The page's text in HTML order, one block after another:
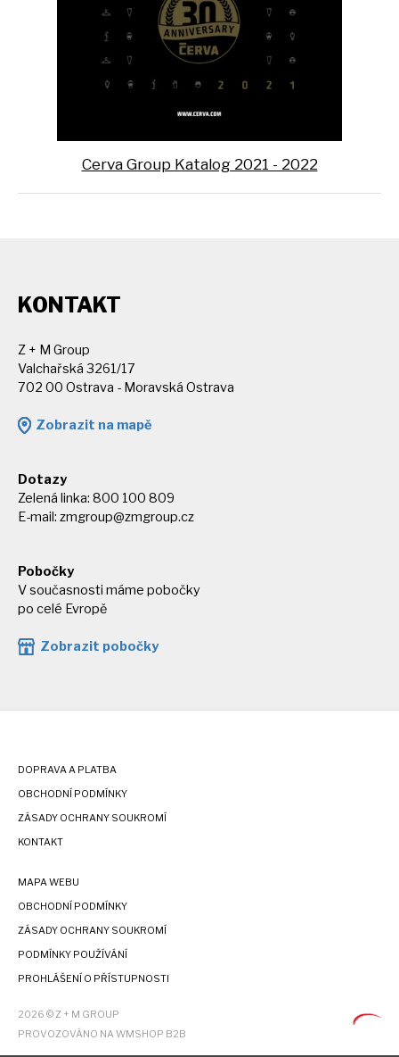
Cerva Group Katalog 2021 - 2022
KONTAKT
Z + M Group
Valchařská 3261/17
702 00 Ostrava - Moravská Ostrava
Zobrazit na mapě
Dotazy
Zelená linka: 800 100 809
E-mail: zmgroup@zmgroup.cz
Pobočky
V současnosti máme pobočky
po celé Evropě
Zobrazit pobočky
DOPRAVA A PLATBA
OBCHODNÍ PODMÍNKY
ZÁSADY OCHRANY SOUKROMÍ
KONTAKT
MAPA WEBU
OBCHODNÍ PODMÍNKY
ZÁSADY OCHRANY SOUKROMÍ
PODMÍNKY POUŽÍVÁNÍ
PROHLÁŠENÍ O PŘÍSTUPNOSTI
2026 © Z + M GROUP
PROVOZOVÁNO NA WMSHOP B2B